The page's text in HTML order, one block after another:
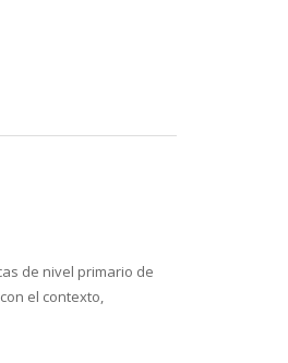
de nivel primario de
el contexto,